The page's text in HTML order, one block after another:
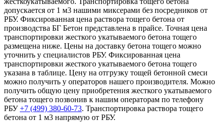
допускается от 1 м3 нашими миксерами без посредников от
РБУ. Фиксированная цена раствора тощего бетона от
производства БГ Бетон представлена в прайсе. Точная цена
транспортировки жесткого укатываемого бетона тощего
размещена ниже. Цены на доставку бетона тощего можно
уточнить у специалистов РБУ. Фиксированная цена
транспортировки жесткого укатываемого бетона тощего
указана в таблице. Цену на отгрузку тощей бетонной смеси
можно получить у операторов нашего производителя. Можно
получить общую цену приобретения жесткого укатываемого
бетона тощего позвонив к нашим операторам по телефону
РБУ+7 (499) 380-60-73. Транспортировка раствора тощего
бетона от 1 м3 напрямую от РБУ.